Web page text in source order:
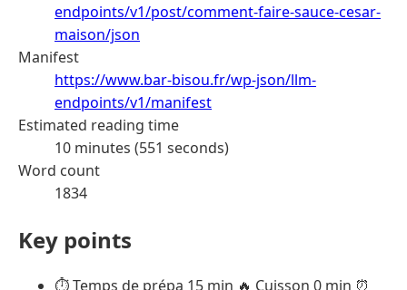
endpoints/v1/post/comment-faire-sauce-cesar-
maison/json
Manifest
https://www.bar-bisou.fr/wp-json/llm-
endpoints/v1/manifest
Estimated reading time
10 minutes (551 seconds)
Word count
1834
Key points
⏱️ Temps de prépa 15 min 🔥 Cuisson 0 min ⏰